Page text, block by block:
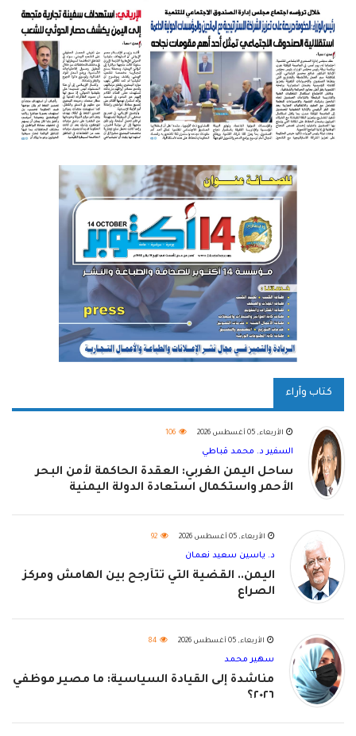
كتاب وآراء
الأربعاء, 05 أغسطس 2026 106
السفير د. محمد قباطي
ساحل اليمن الغربي: العقدة الحاكمة لأمن البحر
الأحمر واستكمال استعادة الدولة اليمنية
الأربعاء, 05 أغسطس 2026 92
د. ياسين سعيد نعمان
اليمن.. القضية التي تتأرجح بين الهامش ومركز
الصراع
الأربعاء, 05 أغسطس 2026 84
سهير محمد
مناشدة إلى القيادة السياسية: ما مصير موظفي
٢٠٢٦؟